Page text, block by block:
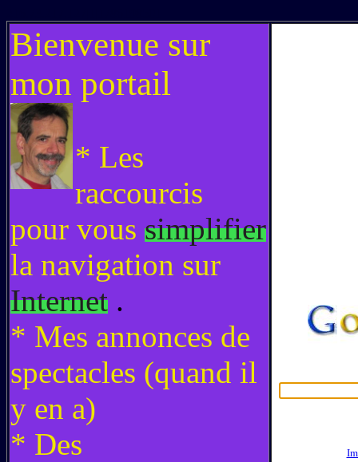
Bienvenue sur
mon portail
* Les
raccourcis
pour vous simplifier
la navigation sur
Internet .
* Mes annonces de
spectacles (quand il
y en a)
* Des